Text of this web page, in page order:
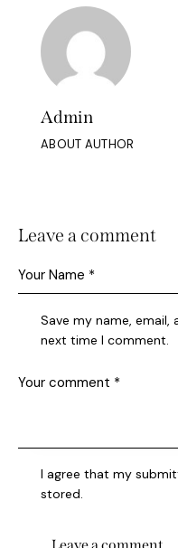
Admin
ABOUT AUTHOR
Leave a comment
Save my name,
next time I comment.
I agree that my
stored.